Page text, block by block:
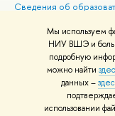
Мы используем
НИУ ВШЭ и
подробную
можно найти
данных –
использовании
Сведения об
Людям с
Единая платежная
Работа в Вышке
© НИУ ВШЭ 1993–2026